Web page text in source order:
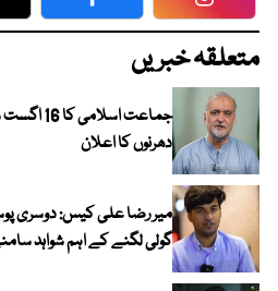
Facebook
متعلقہ خبریں
جماعت
دھرنوں کا اعلان
میر رضا علی کیس: دوسری
گولی لگنے کے اہم شواہد